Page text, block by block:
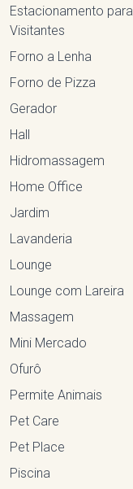
Estacionamento para
Visitantes
Forno a Lenha
Forno de Pizza
Gerador
Hall
Hidromassagem
Home Office
Jardim
Lavanderia
Lounge
Lounge com Lareira
Massagem
Mini Mercado
Ofurô
Permite Animais
Pet Care
Pet Place
Piscina